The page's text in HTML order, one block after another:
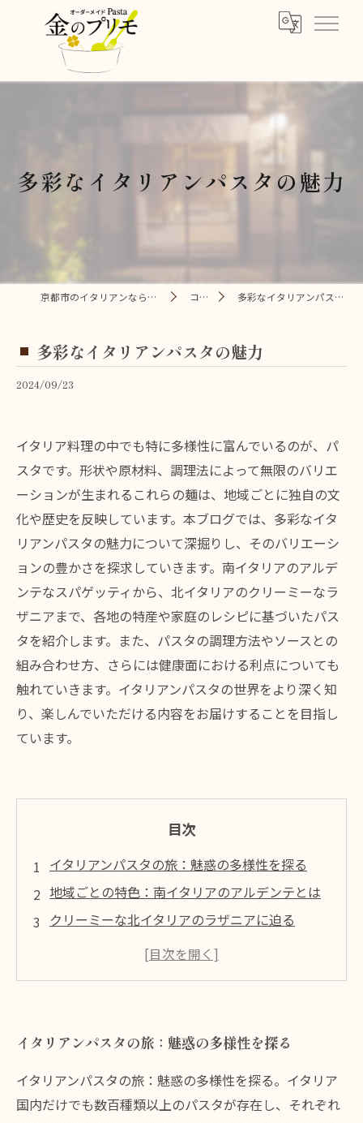
多彩なイタリアンパスタの魅力
京都市のイタリアンなら金のプリモ コラム 多彩なイタリアンパスタの魅力
多彩なイタリアンパスタの魅力
2024/09/23
イタリア料理の中でも特に多様性に富んでいるのが、パ
スタです。形状や原材料、調理法によって無限のバリエ
ーションが生まれるこれらの麺は、地域ごとに独自の文
化や歴史を反映しています。本ブログでは、多彩なイタ
リアンパスタの魅力について深掘りし、そのバリエーシ
ョンの豊かさを探求していきます。南イタリアのアルデ
ンテなスパゲッティから、北イタリアのクリーミーなラ
ザニアまで、各地の特産や家庭のレシピに基づいたパス
タを紹介します。また、パスタの調理方法やソースとの
組み合わせ方、さらには健康面における利点についても
触れていきます。イタリアンパスタの世界をより深く知
り、楽しんでいただける内容をお届けすることを目指し
ています。
目次
イタリアンパスタの旅：魅惑の多様性を探る
地域ごとの特色：南イタリアのアルデンテとは
クリーミーな北イタリアのラザニアに迫る
健康にも嬉しい！パスタの栄養価を理解する
パスタの魅力：あなたの次の料理に取り入れる
方法
イタリアンパスタの旅：魅惑の多様性を探る
イタリアンパスタの旅：魅惑の多様性を探る。イタリア
国内だけでも数百種類以上のパスタが存在し、それぞれ